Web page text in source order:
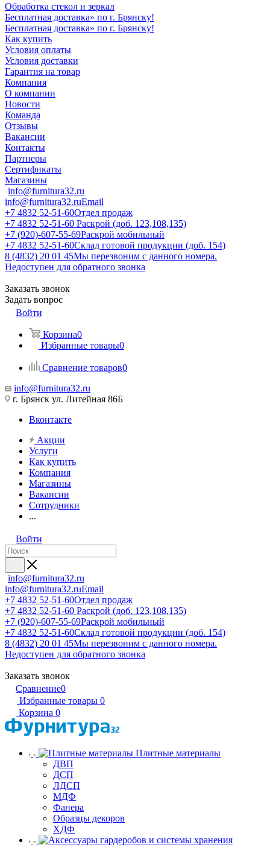
Обработка стекол и зеркал
Бесплатная доставка» по г. Брянску!
Бесплатная доставка» по г. Брянску!
Как купить
Условия оплаты
Условия доставки
Гарантия на товар
Компания
О компании
Новости
Команда
Отзывы
Вакансии
Контакты
Партнеры
Сертификаты
Магазины
info@furnitura32.ru
info@furnitura32.ruEmail
+7 4832 52-51-60Отдел продаж
+7 4832 52-51-60 Раскрой (доб. 123,108,135)
+7 (920)-607-55-69Раскрой мобильный
+7 4832 52-51-60Склад готовой продукции (доб. 154)
8 (4832) 20 01 45Мы перезвоним с данного номера.
Недоступен для обратного звонка
Заказать звонок
Задать вопрос
Войти
Корзина0
Избранные товары0
Сравнение товаров0
info@furnitura32.ru
г. Брянск ул. Литейная 86Б
Вконтакте
Акции
Услуги
Как купить
Компания
Магазины
Вакансии
Сотрудники
...
Войти
info@furnitura32.ru
info@furnitura32.ruEmail
+7 4832 52-51-60Отдел продаж
+7 4832 52-51-60 Раскрой (доб. 123,108,135)
+7 (920)-607-55-69Раскрой мобильный
+7 4832 52-51-60Склад готовой продукции (доб. 154)
8 (4832) 20 01 45Мы перезвоним с данного номера.
Недоступен для обратного звонка
Заказать звонок
Сравнение0
Избранные товары 0
Корзина 0
Плитные материалы
ДВП
ДСП
ЛДСП
МДФ
Фанера
Образцы декоров
ХДФ